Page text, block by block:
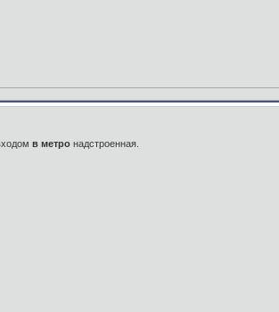
в метро надстроенная.